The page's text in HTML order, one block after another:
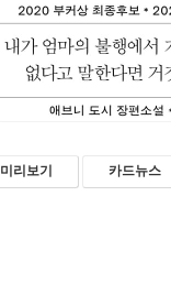
미리보기 카드뉴스